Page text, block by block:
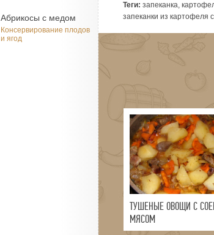
Абрикосы с медом
Консервирование плодов
и ягод
Теги: запеканка,
запеканки из картофеля
ТУШЕНЫЕ ОВОЩИ С
МЯСОМ